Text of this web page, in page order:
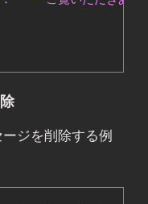
ジを削除する例